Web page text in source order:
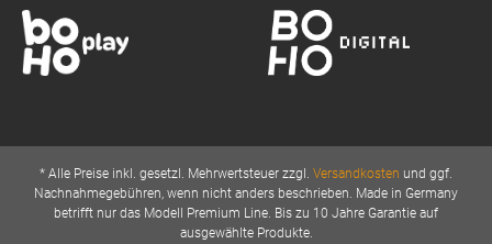
* Alle Preise inkl. gesetzl. Mehrwertsteuer zzgl. Versandkosten und ggf.
Nachnahmegebühren, wenn nicht anders beschrieben. Made in Germany
betrifft nur das Modell Premium Line. Bis zu 10 Jahre Garantie auf
ausgewählte Produkte.